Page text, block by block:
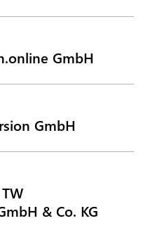
GmbH
GmbH
& Co. KG